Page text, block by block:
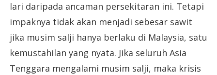
lari daripada ancaman persekitaran ini. Tetapi
impaknya tidak akan menjadi sebesar sawit
jika musim salji hanya berlaku di Malaysia, satu
kemustahilan yang nyata. Jika seluruh Asia
Tenggara mengalami musim salji, maka krisis